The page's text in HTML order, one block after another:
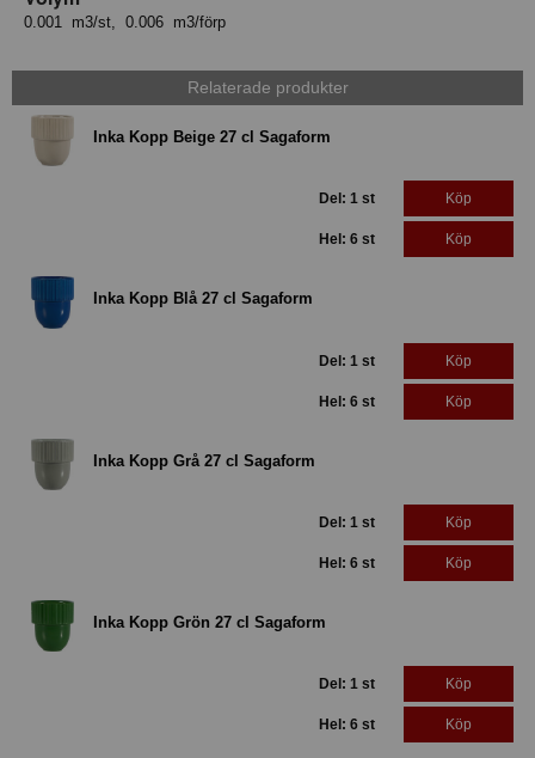
0.001 m3/st, 0.006 m3/förp
Relaterade produkter
Inka Kopp Beige 27 cl Sagaform
Del: 1 st Köp
Hel: 6 st Köp
Inka Kopp Blå 27 cl Sagaform
Del: 1 st Köp
Hel: 6 st Köp
Inka Kopp Grå 27 cl Sagaform
Del: 1 st Köp
Hel: 6 st Köp
Inka Kopp Grön 27 cl Sagaform
Del: 1 st Köp
Hel: 6 st Köp